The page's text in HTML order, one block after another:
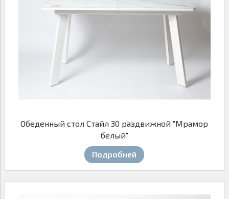
Обеденный стол Стайл 30 раздвижной "Мрамор
белый"
Подробней